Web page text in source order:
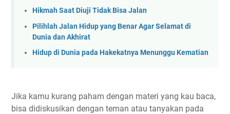
Hikmah Saat Diuji Tidak Bisa Jalan
Pilihlah Jalan Hidup yang Benar Agar Selamat di
Dunia dan Akhirat
Hidup di Dunia pada Hakekatnya Menunggu Kematian
Jika kamu kurang paham dengan materi yang kau baca,
bisa didiskusikan dengan teman atau tanyakan pada